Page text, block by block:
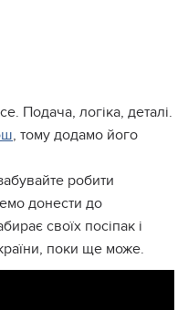
Подача, логіка, деталі.
, тому додамо його
робити
донести до
своїх посіпак і
поки ще може.